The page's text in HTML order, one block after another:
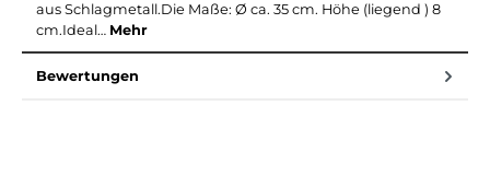
aus Schlagmetall.Die Maße: Ø ca. 35 cm. Höhe (liegend ) 8
cm.Ideal… Mehr
Bewertungen